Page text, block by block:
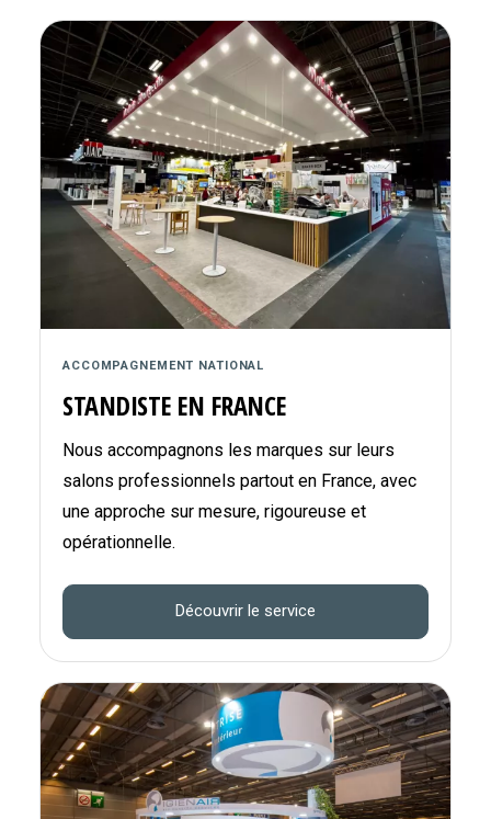
ACCOMPAGNEMENT NATIONAL
STANDISTE EN FRANCE
Nous accompagnons les marques sur leurs
salons professionnels partout en France, avec
une approche sur mesure, rigoureuse et
opérationnelle.
Découvrir le service